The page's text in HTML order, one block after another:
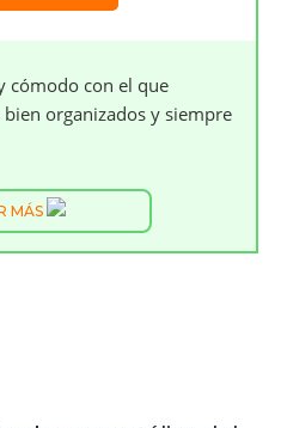
cómodo con el que
organizados y siempre
MÁS